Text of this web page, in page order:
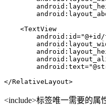
    <TextView
android:id="@+id/
</RelativeLayout>
<include>标签唯一需要的属